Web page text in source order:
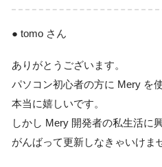
● tomo さん
ありがとうございます。
パソコン初心者の方に Mery を
本当に嬉しいです。
しかし Mery 開発者の私生活に
がんばって更新しなきゃいけま